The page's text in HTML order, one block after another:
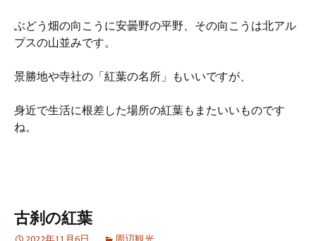
ぶどう畑の向こうに安曇野の平野、その向こうは北アル
プスの山並みです。
景勝地や寺社の「紅葉の名所」もいいですが、
身近で生活に根差した場所の紅葉もまたいいものです
ね。
古刹の紅葉